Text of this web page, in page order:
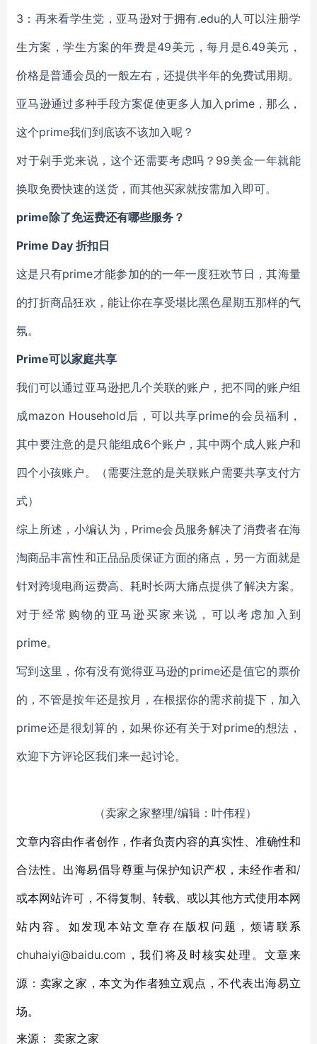
3：再来看学生党，亚马逊对于拥有.edu的人可以注册学
生方案，学生方案的年费是49美元，每月是6.49美元，
价格是普通会员的一般左右，还提供半年的免费试用期。
亚马逊通过多种手段方案促使更多人加入prime，那么，
这个prime我们到底该不该加入呢？
对于剁手党来说，这个还需要考虑吗？99美金一年就能
换取免费快速的送货，而其他买家就按需加入即可。
prime除了免运费还有哪些服务？
Prime Day 折扣日
这是只有prime才能参加的的一年一度狂欢节日，其海量
的打折商品狂欢，能让你在享受堪比黑色星期五那样的气
氛。
Prime可以家庭共享
我们可以通过亚马逊把几个关联的账户，把不同的账户组
成mazon Household后，可以共享prime的会员福利，
其中要注意的是只能组成6个账户，其中两个成人账户和
四个小孩账户。（需要注意的是关联账户需要共享支付方
式）
综上所述，小编认为，Prime会员服务解决了消费者在海
淘商品丰富性和正品品质保证方面的痛点，另一方面就是
针对跨境电商运费高、耗时长两大痛点提供了解决方案。
对于经常购物的亚马逊买家来说，可以考虑加入到
prime。
写到这里，你有没有觉得亚马逊的prime还是值它的票价
的，不管是按年还是按月，在根据你的需求前提下，加入
prime还是很划算的，如果你还有关于对prime的想法，
欢迎下方评论区我们来一起讨论。
（卖家之家整理/编辑：叶伟程）
文章内容由作者创作，作者负责内容的真实性、准确性和
合法性。出海易倡导尊重与保护知识产权，未经作者和/
或本网站许可，不得复制、转载、或以其他方式使用本网
站内容。如发现本站文章存在版权问题，烦请联系
chuhaiyi@baidu.com，我们将及时核实处理。文章来
源：卖家之家，本文为作者独立观点，不代表出海易立
场。
来源： 卖家之家